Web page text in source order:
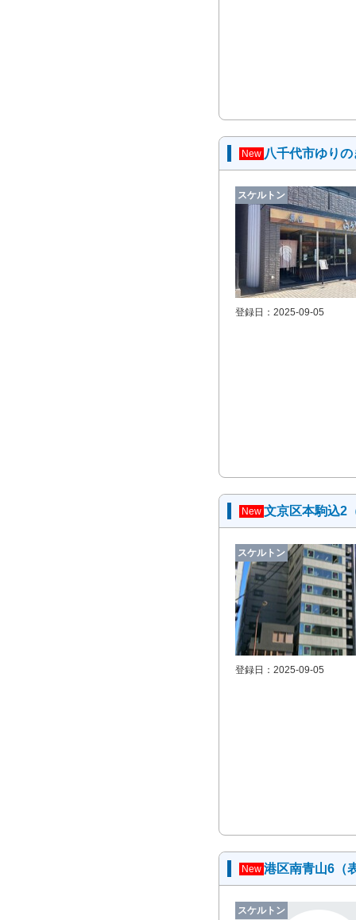
New 八千代市ゆり
スケルトン
登録日：2025-09-05
New 文京区本駒込2
スケルトン
登録日：2025-09-05
New 港区南青山6（
スケルトン